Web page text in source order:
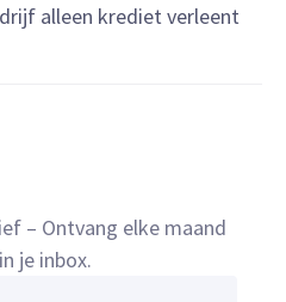
alleen krediet verleent
– Ontvang elke maand
je inbox.